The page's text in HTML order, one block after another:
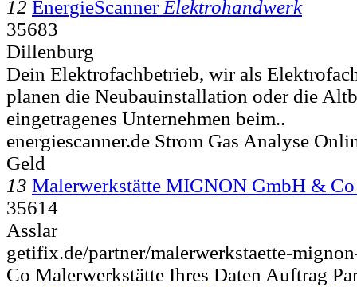
12 EnergieScanner Elektrohandwerk
35683
Dillenburg
Dein Elektrofachbetrieb, wir als
planen die Neubauinstallation oder die
eingetragenes Unternehmen beim..
energiescanner.de Strom Gas Analyse
Geld
13 Malerwerkstätte MIGNON GmbH &
35614
Asslar
getifix.de/partner/malerwerkstaette-
Co Malerwerkstätte Ihres Daten Auftrag